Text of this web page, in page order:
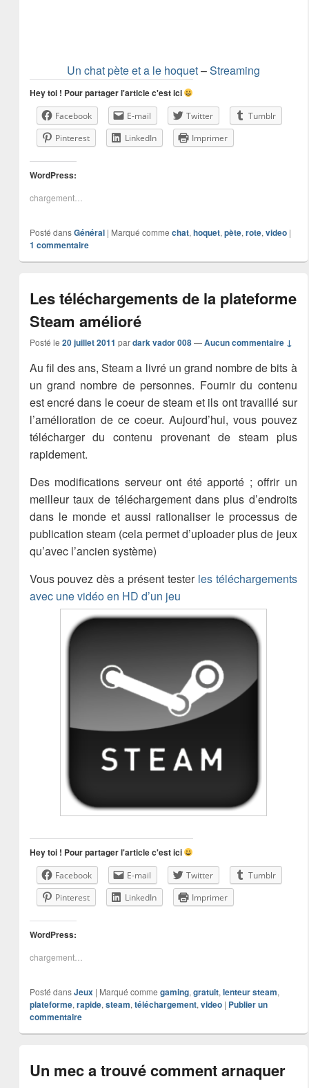
Un chat pète et a le hoquet–Streaming
Hey toi ! Pour partager l'article c'est ici
Facebook E-mail Twitter
Tumblr
Pinterest
LinkedIn Imprimer
WordPress:
chargement…
Posté dans Général | Marqué comme chat, hoquet, pète, rote, video |
1 commentaire
Les téléchargements de la plateforme
Steam amélioré
Posté le 20 juillet 2011 pardark vador 008 —Aucun commentaire ↓
Au fil des ans, Steam a livré un grand nombre de bits à
un grand nombre de personnes. Fournir du contenu
est encré dans le coeur de steam et ils ont travaillé sur
l’amélioration de ce coeur. Aujourd’hui, vous pouvez
télécharger du contenu provenant de steam plus
rapidement.
Des modifications serveur ont été apporté ; offrir un
meilleur taux de téléchargement dans plus d’endroits
dans le monde et aussi rationaliser le processus de
publication steam (cela permet d’uploader plus de jeux
qu’avec l’ancien système)
Vous pouvez dès a présent testerles téléchargements
avec une vidéo en HD d’un jeu
Hey toi ! Pour partager l'article c'est ici
Facebook E-mail Twitter
Tumblr
Pinterest
LinkedIn Imprimer
WordPress:
chargement…
Posté dans Jeux | Marqué comme gaming, gratuit, lenteur steam,
plateforme, rapide, steam, téléchargement, video | Publier un
commentaire
Un mec a trouvé comment arnaquer